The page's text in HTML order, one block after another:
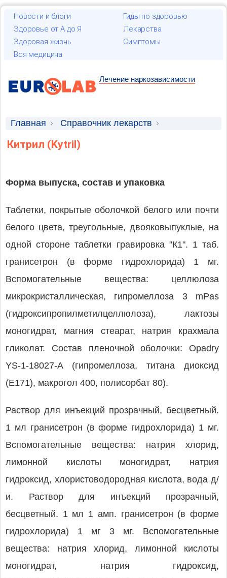
Новости и блоги
Гиды по здоровью
Здоровье от А до Я
Лекарства
Здоровая жизнь
Симптомы
Вся медицина
Лечение наркозависимости
Главная
Справочник лекарств
Лекарственные средства
Китрил (Kytril)
Форма выпуска, состав и упаковка
Таблетки, покрытые оболочкой белого или почти
белого цвета, треугольные, двояковыпуклые, на
одной стороне таблетки гравировка "К1". 1 таб.
гранисетрон (в форме гидрохлорида) 1 мг.
Вспомогательные вещества: целлюлоза
микрокристаллическая, гипромеллоза 3 mPas
(гидроксипропилметилцеллюлоза), лактозы
моногидрат, магния стеарат, натрия крахмала
гликолат. Состав пленочной оболочки: Opadry
YS-1-18027-A (гипромеллоза, титана диоксид
(Е171), макрогол 400, полисорбат 80).
Раствор для инъекций прозрачный, бесцветный.
1 мл гранисетрон (в форме гидрохлорида) 1 мг.
Вспомогательные вещества: натрия хлорид,
лимонной кислоты моногидрат, натрия
гидроксид, хлористоводородная кислота, вода д/
и. Раствор для инъекций прозрачный,
бесцветный. 1 мл 1 амп. гранисетрон (в форме
гидрохлорида) 1 мг 3 мг. Вспомогательные
вещества: натрия хлорид, лимонной кислоты
моногидрат, натрия гидроксид,